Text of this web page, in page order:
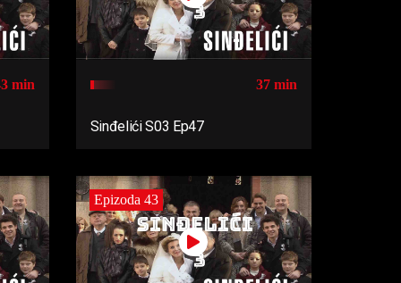
min 37 min
Sinđelići S03 Ep47
Epizoda 43